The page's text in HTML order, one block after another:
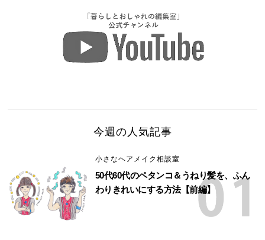
今週の人気記事
小さなヘアメイク相談室
50代60代のペタンコ＆うねり髪を、ふん
わりきれいにする方法【前編】